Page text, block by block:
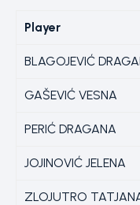
Player
BLAGOJEVIĆ
GAŠEVIĆ VESNA
PERIĆ DRAGANA
JOJINOVIĆ JELENA
ZLOJUTRO